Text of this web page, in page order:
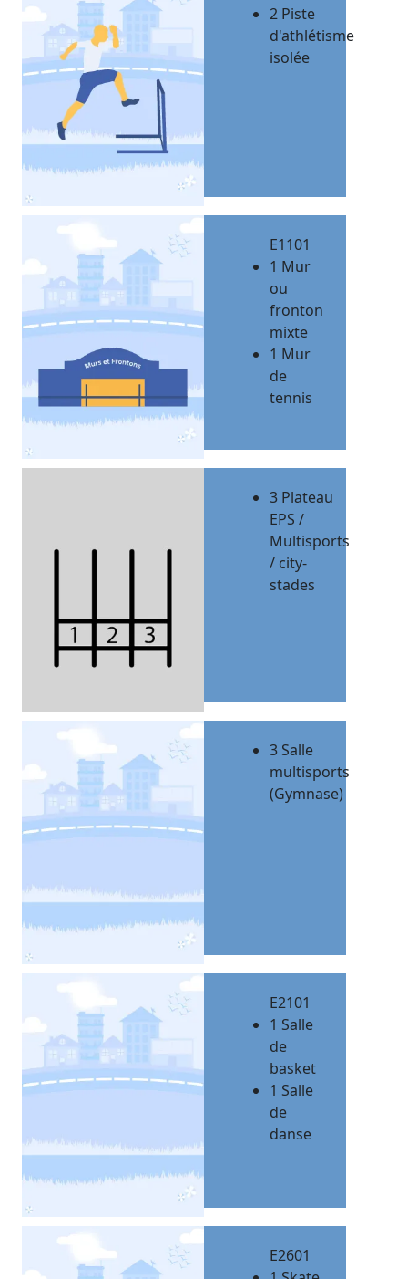
2 Piste
d'athlétisme
isolée
E1101
1 Mur
ou
fronton
mixte
1 Mur
de
tennis
3 Plateau
EPS /
Multisports
/ city-
stades
3 Salle
multisports
(Gymnase)
E2101
1 Salle
de
basket
1 Salle
de
danse
E2601